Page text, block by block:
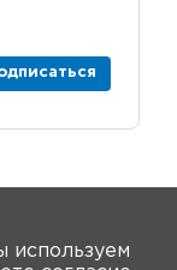
используем